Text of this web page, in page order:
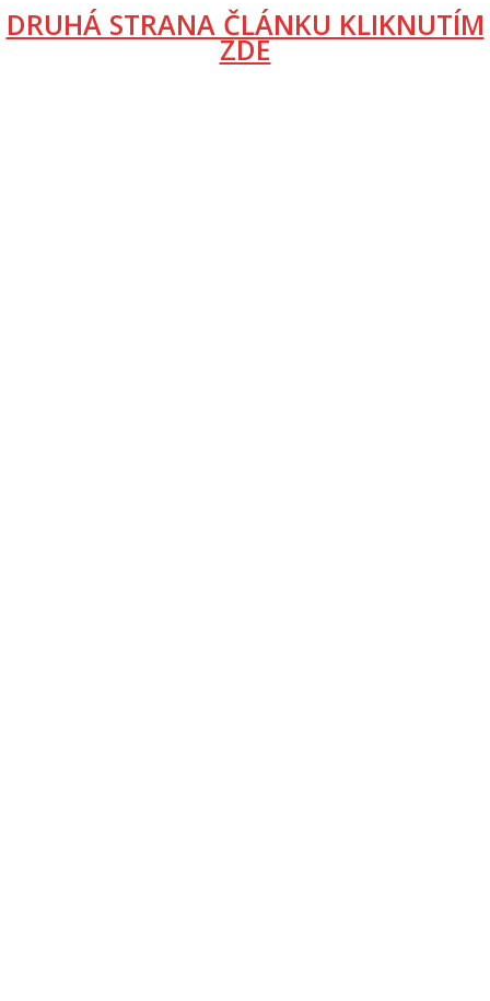
DRUHÁ STRANA ČLÁNKU KLIKNUTÍM
ZDE